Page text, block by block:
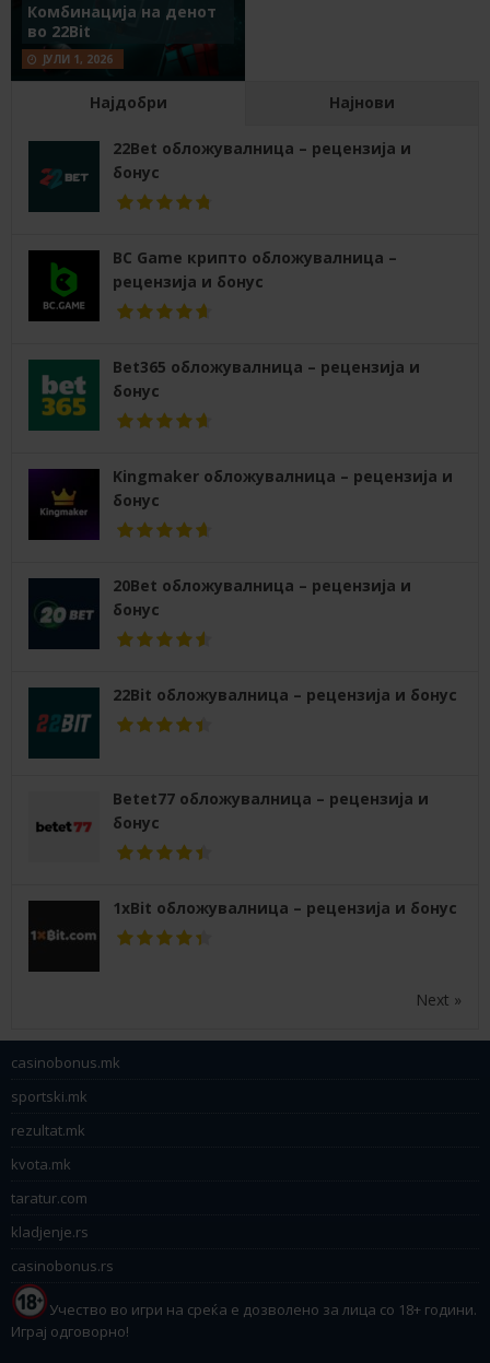
Комбинација на денот
во 22Bit
ЈУЛИ 1, 2026
Најдобри Најнови
22Bet обложувалница – рецензија и
бонус
BC Game крипто обложувалница –
рецензија и бонус
Bet365 обложувалница – рецензија и
бонус
Kingmaker обложувалница – рецензија и
бонус
20Bet обложувалница – рецензија и
бонус
22Bit обложувалница – рецензија и бонус
Betet77 обложувалница – рецензија и
бонус
1xBit обложувалница – рецензија и бонус
Next »
casinobonus.mk
sportski.mk
rezultat.mk
kvota.mk
taratur.com
kladjenje.rs
casinobonus.rs
Учество во игри на среќа е дозволено за лица со 18+ години.
Играј одговорно!